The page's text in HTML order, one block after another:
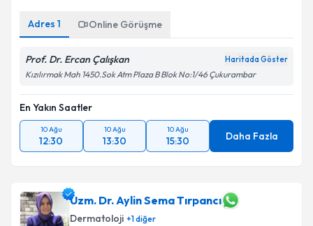
Adres 1 Online Görüşme
Prof. Dr. Ercan Çalışkan Haritada Göster
Kızılırmak Mah 1450.Sok Atm Plaza B Blok No:1/46 Çukurambar
En Yakın Saatler
10 Ağu
12:30
10 Ağu
13:30
10 Ağu
15:30 Daha Fazla
Uzm. Dr. Aylin Sema Tırpancı
Dermatoloji +1diğer